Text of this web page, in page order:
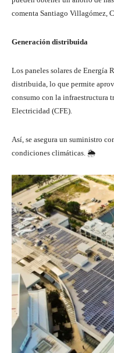
comenta Santiago Villagómez,
Generación distribuida
Los paneles solares de Energía
distribuida, lo que permite
consumo con la infraestructura
Electricidad (CFE).
Así, se asegura un suministro
condiciones climáticas. 🌦️